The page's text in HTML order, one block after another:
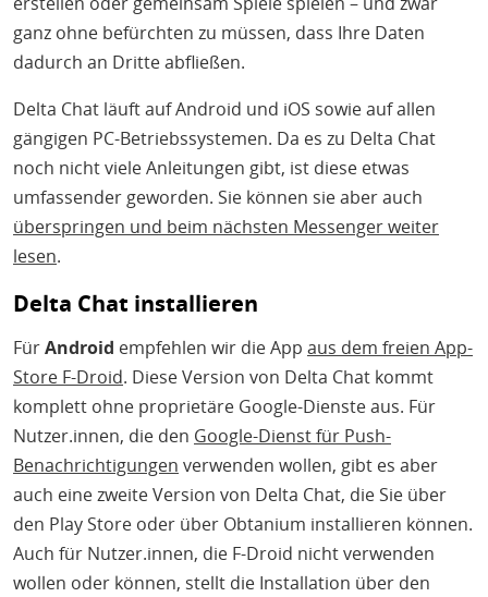
ganz ohne befürchten zu müssen, dass Ihre Daten
dadurch an Dritte abfließen.
Delta Chat läuft auf Android und iOS sowie auf allen
gängigen PC-Betriebssystemen. Da es zu Delta Chat
noch nicht viele Anleitungen gibt, ist diese etwas
umfassender geworden. Sie können sie aber auch
überspringen und beim nächsten Messenger weiter
lesen.
Delta Chat installieren
FürAndroid empfehlen wir die App aus dem freien App-
Store F-Droid. Diese Version von Delta Chat kommt
komplett ohne proprietäre Google-Dienste aus. Für
Nutzer.innen, die den Google-Dienst für Push-
Benachrichtigungen verwenden wollen, gibt es aber
auch eine zweite Version von Delta Chat, die Sie über
den Play Store oder über Obtanium installieren können.
Auch für Nutzer.innen, die F-Droid nicht verwenden
wollen oder können, stellt die Installation über den